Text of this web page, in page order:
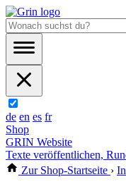
de en es fr
Shop
GRIN Website
Texte veröffentlichen,
Zur Shop-Startseite ›